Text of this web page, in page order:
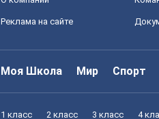
Реклама на сайте
Моя Школа Мир Спорт
1 класс 2 класс 3 класс 4